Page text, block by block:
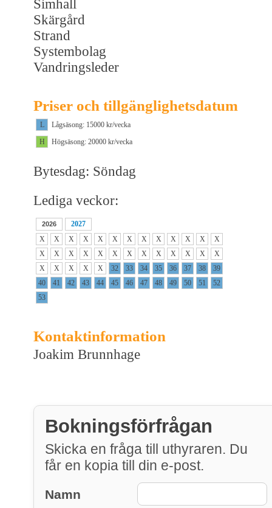
Simhall
Skärgård
Strand
Systembolag
Vandringsleder
Priser och tillgänglighetsdatum
L
Lågsäsong: 15000 kr/vecka
H
Högsäsong: 20000 kr/vecka
Bytesdag: Söndag
Lediga veckor:
2026
2027
X
X X X X X X X X X X X
X
X
X X X X X X X X X X X
X
X
X X X X 32 33 34 35 36 37 38
39
40
41 42 43 44 45 46 47 48 49 50 51
52
53
Kontaktinformation
Joakim Brunnhage
Bokningsförfrågan
Skicka en fråga till uthyraren. Du
får en kopia till din e-post.
Namn